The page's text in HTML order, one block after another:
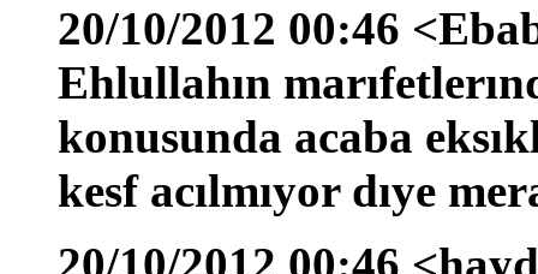
20/10/2012 00:46
Ehlullahın
konusunda acaba
kesf acılmıyor dıye
20/10/2012 00:46